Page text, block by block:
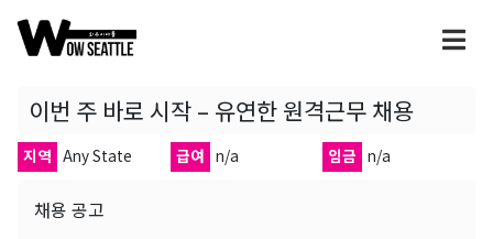
이번 주 바로 시작 – 유연한 원격근무 채용
지역 Any State 급여 n/a 임금 n/a
채용 공고